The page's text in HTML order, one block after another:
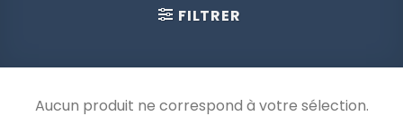
FILTRER
Aucun produit ne correspond à votre sélection.